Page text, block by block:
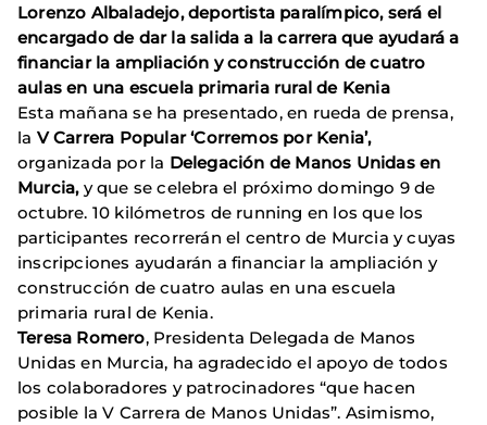
Lorenzo Albaladejo, deportista paralímpico, será el
encargado de dar la salida a la carrera que ayudará a
financiar la ampliación y construcción de cuatro
aulas en una escuela primaria rural de Kenia
Esta mañana se ha presentado, en rueda de prensa,
la V Carrera Popular ‘Corremos por Kenia’,
organizada por la Delegación de Manos Unidas en
Murcia,y que se celebra el próximo domingo 9 de
octubre. 10 kilómetros de running en los que los
participantes recorrerán el centro de Murcia y cuyas
inscripciones ayudarán a financiar la ampliación y
construcción de cuatro aulas en una escuela
primaria rural de Kenia.
Teresa Romero, Presidenta Delegada de Manos
Unidas en Murcia, ha agradecido el apoyo de todos
los colaboradores y patrocinadores “que hacen
posible la V Carrera de Manos Unidas”. Asimismo,